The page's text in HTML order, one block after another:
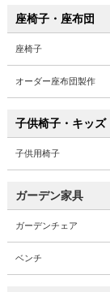
座椅子・座布団
座椅子
オーダー座布団製作
子供椅子・キッズ
子供用椅子
ガーデン家具
ガーデンチェア
ベンチ